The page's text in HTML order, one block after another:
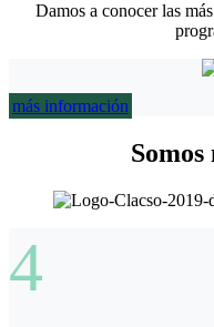
Damos a conocer las
más información
4